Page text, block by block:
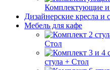
Комплектующие и
Дизайнерские кресла и
Мебель для кафе
Стол
стула + Стол